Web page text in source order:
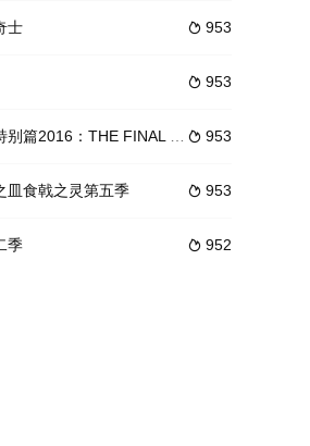
校?の?美津?校に?学した。同じクラスで隣
称为“海人”的古老民族，在幽暗宁静的海底，
 953
士
 953
 953
：THE FINAL 两津勘吉最后的一天
 953
皿食戟之灵第五季
 952
季